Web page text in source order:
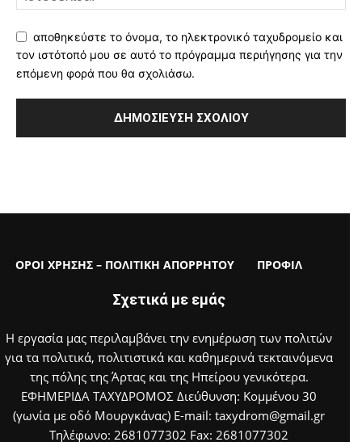
αποθηκεύστε το όνομα, το ηλεκτρονικό ταχυδρομείο και
τον ιστότοπό μου σε αυτό το πρόγραμμα περιήγησης για την
επόμενη φορά που θα σχολιάσω.
ΟΡΟΙ ΧΡΗΣΗΣ – ΠΟΛΙΤΙΚΗ ΑΠΟΡΡΗΤΟΥ ΠΡΟΦΙΛ
Σχετικά με εμάς
Η εργασία μας περιλαμβάνει την ενημέρωση των πολιτών
για τα πολιτικά, πολιτιστικά και καθημερινά τεκταινόμενα
της πόλης της Άρτας και της Ηπείρου γενικότερα.
ΕΦΗΜΕΡΙΔΑ ΤΑΧΥΔΡΟΜΟΣ Διεύθυνση: Κομμένου 30
(γωνία με οδό Μουργκάνας) E-mail: taxydrom@gmail.gr
Τηλέφωνο: 2681077302 Fax: 2681077302